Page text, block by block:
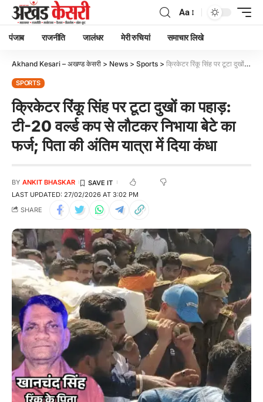
Aa
पंजाब राजनीति जालंधर मेरी रुचियां समाचार लिखे
Akhand Kesari – अखण्ड केसरी > News > Sports > क्रिकेटर रिंकू सिंह पर टूटा दुखों का पहाड़: टी-20 वर्ल्ड कप से लौटकर निभाया बेटे का फर्ज; पिता की अंतिम यात्रा में दिया कंधा
SPORTS
क्रिकेटर रिंकू सिंह पर टूटा दुखों का पहाड़:
टी-20 वर्ल्ड कप से लौटकर निभाया बेटे का
फर्ज; पिता की अंतिम यात्रा में दिया कंधा
LAST UPDATED: 27/02/2026 AT 3:02 PM
BY ANKIT BHASKAR
SHARE